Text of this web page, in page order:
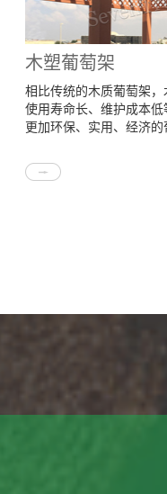
木塑葡萄架
相比传统的木质葡萄架
使用寿命长、维护成本
更加环保、实用、经济的